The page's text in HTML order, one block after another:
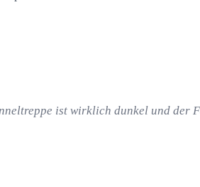
ist wirklich dunkel und der